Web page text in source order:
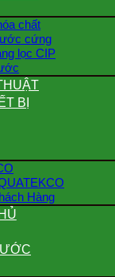
chất
cứng
lọc CIP
BỊ
Hàng